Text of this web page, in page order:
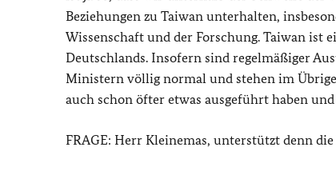
Beziehungen zu Taiwan unterhalten,
Wissenschaft und der Forschung. Taiwan
Deutschlands. Insofern sind regelmäßiger
Ministern völlig normal und stehen im
auch schon öfter etwas ausgeführt haben
FRAGE: Herr Kleinemas, unterstützt denn